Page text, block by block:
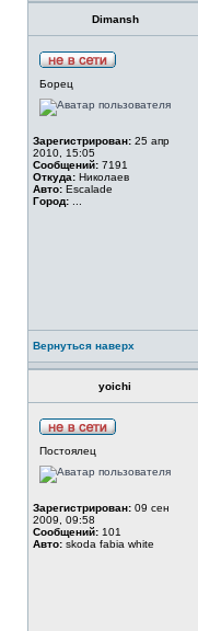
Dimansh
Борец
Зарегистрирован: 25 апр
2010, 15:05
Сообщений: 7191
Откуда: Николаев
Авто: Escalade
Город:
Вернуться наверх
yoichi
Постоялец
Зарегистрирован: 09 сен
2009, 09:58
Сообщений: 101
Авто: skoda fabia white